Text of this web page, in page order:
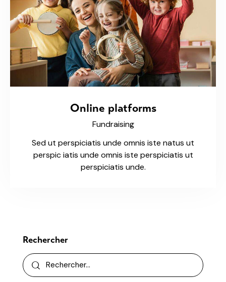
Online platforms
Fundraising
Sed ut perspiciatis unde omnis iste natus ut
perspic iatis unde omnis iste perspiciatis ut
perspiciatis unde.
Rechercher